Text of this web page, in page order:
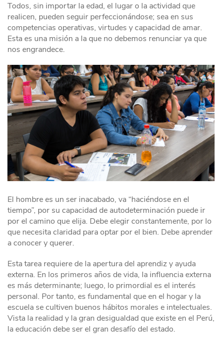
Todos, sin importar la edad, el lugar o la actividad que
realicen, pueden seguir perfeccionándose; sea en sus
competencias operativas, virtudes y capacidad de amar.
Esta es una misión a la que no debemos renunciar ya que
nos engrandece.
El hombre es un ser inacabado, va “haciéndose en el
tiempo”, por su capacidad de autodeterminación puede ir
por el camino que elija. Debe elegir constantemente, por lo
que necesita claridad para optar por el bien. Debe aprender
a conocer y querer.
Esta tarea requiere de la apertura del aprendiz y ayuda
externa. En los primeros años de vida, la influencia externa
es más determinante; luego, lo primordial es el interés
personal. Por tanto, es fundamental que en el hogar y la
escuela se cultiven buenos hábitos morales e intelectuales.
Vista la realidad y la gran desigualdad que existe en el Perú,
la educación debe ser el gran desafío del estado.